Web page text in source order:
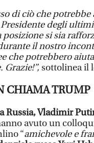
di ciò che
degli
posizione si sia
il nostro
che potrebbero
Grazie!”, sottolinea il
CHIAMA TRUMP
Russia, Vladimir
avuto un
“amichevole e